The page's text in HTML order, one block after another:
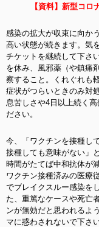
【資料】新型コ
感染の拡大が収束に向か
高い状態が続きます。気
チケットを継続して下さ
を休み、風邪薬（や鎮痛
察すること。くれぐれも
症状がつらいときのみ対
息苦しさや4日以上続く
ださい。
今、「ワクチンを接種し
接種しても意味がない」
時間がたてば中和抗体が
ワクチン接種済みの医療
でブレイクスルー感染を
た、重篤なケースや死亡
ンが無効だと思われるよ
マに惑わされないで下さい